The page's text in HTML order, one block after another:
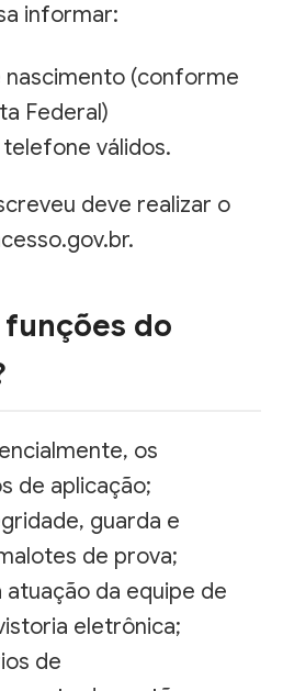
informar:
nascimento (conforme
Federal)
válidos.
deve realizar o
funções do
os
de aplicação;
guarda e
de prova;
atuação da equipe de
eletrônica;
de